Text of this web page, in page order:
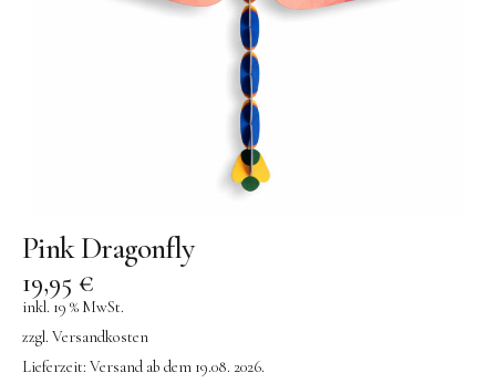
GRIMM’S
Spielzeug aus dem Erzgebirge
filipok Holzspielzeuge
WOODEN STORY
GRAPAT
activity boards
KUMI MOOD Spielkunst
Pink Dragonfly
19,95 €
inkl. 19 % MwSt.
zzgl. Versandkosten
Lieferzeit: Versand ab dem 19.08. 2026.